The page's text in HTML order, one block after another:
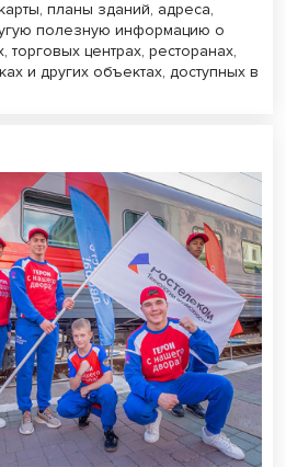
планы зданий, адреса,
полезную информацию о
центрах, ресторанах,
и других объектах, доступных в